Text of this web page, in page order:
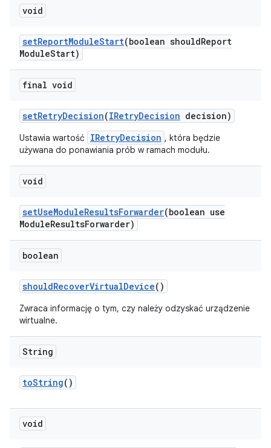
void
setReportModuleStart(boolean shouldReport
ModuleStart)
final void
setRetryDecision(IRetryDecision decision)
Ustawia wartość IRetryDecision , która będzie
używana do ponawiania prób w ramach modułu.
void
setUseModuleResultsForwarder(boolean use
ModuleResultsForwarder)
boolean
shouldRecoverVirtualDevice()
Zwraca informację o tym, czy należy odzyskać urządzenie
wirtualne.
String
toString()
void